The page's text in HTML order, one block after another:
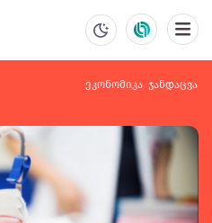
ეკონომიკა ჯანდაცვა